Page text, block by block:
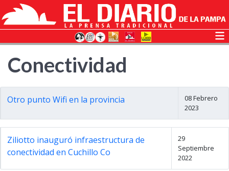
Conectividad
Otro punto Wifi en la provincia
08 Febrero
2023
Ziliotto inauguró infraestructura de
conectividad en Cuchillo Co
29
Septiembre
2022